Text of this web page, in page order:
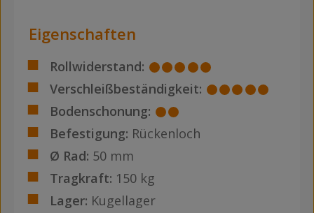
Eigenschaften
Rollwiderstand:
Verschleißbeständigkeit:
Bodenschonung:
Befestigung: Rückenloch
Ø Rad: 50 mm
Tragkraft: 150 kg
Lager: Kugellager